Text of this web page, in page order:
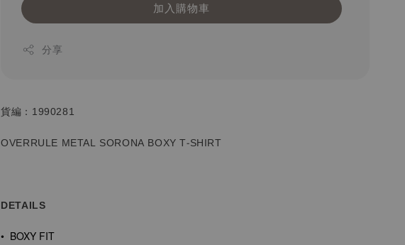
加入購物車
分享
貨編：1990281
OVERRULE METAL SORONA BOXY T-SHIRT
DETAILS
• BOXY FIT